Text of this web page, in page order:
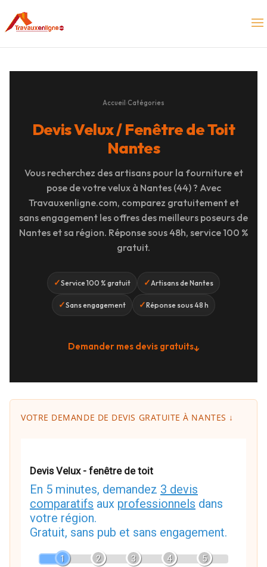
Accueil Catégories
Devis Velux / Fenêtre de Toit
Nantes
Vous recherchez des artisans pour la fourniture et
pose de votre velux à Nantes (44) ? Avec
Travauxenligne.com, comparez gratuitement et
sans engagement les offres des meilleurs poseurs de
Nantes et sa région. Réponse sous 48h, service 100 %
gratuit.
✓Service 100 % gratuit ✓Artisans de Nantes
✓Sans engagement ✓Réponse sous 48 h
Demander mes devis gratuits↓
VOTRE DEMANDE DE DEVIS GRATUITE À NANTES ↓
Devis Velux - fenêtre de toit
En 5 minutes, demandez 3 devis
comparatifs aux professionnels dans
votre région.
Gratuit, sans pub et sans engagement.
1 2 3 4 5